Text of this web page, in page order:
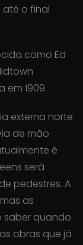
até o final
como Ed
1909.
externa norte
de mão
é
será
pedestres. A
as
saber quando
obras que já